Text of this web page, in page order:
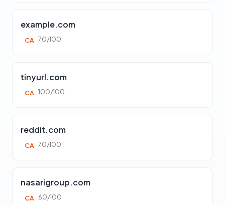
example.com
CA 70/100
tinyurl.com
CA 100/100
reddit.com
CA 70/100
nasarigroup.com
CA 60/100